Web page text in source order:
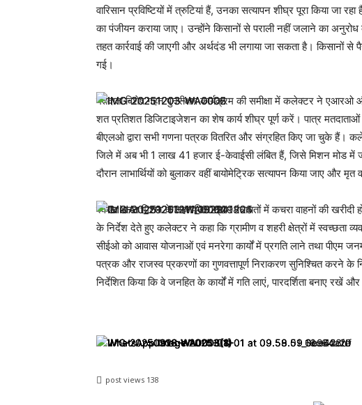
वारिसान प्रविष्टियों में त्रुटियां हैं, उनका सत्यापन शीघ्र पूरा किया जा
का पंजीयन कराया जाए। उन्होंने किसानों से पराली नहीं जलाने का
तहत कार्रवाई की जाएगी और अर्थदंड भी लगाया जा सकता है। किसानों
गई।
मतदाता विशेष गहन पुनरीक्षण कार्यक्रम की समीक्षा में कलेक्टर ने
शत प्रतिशत डिजिटाइजेशन का शेष कार्य शीघ्र पूर्ण करें। पात्र
बीएलओ द्वारा सभी गणना पत्रक वितरित और संग्रहित किए जा चुके हैं।
जिले में अब भी 1 लाख 41 हजार ई-केवाईसी लंबित हैं, जिसे मिशन मोड में
दौरान लाभार्थियों को बुलाकर वहीं बायोमेट्रिक सत्यापन किया जाए और
स्वच्छ भारत मिशन के तहत जिन ग्राम पंचायतों में कचरा वाहनों की
के निर्देश देते हुए कलेक्टर ने कहा कि ग्रामीण व शहरी क्षेत्रों में
सीईओ को आवास योजनाओं एवं मनरेगा कार्यों में प्रगति लाने तथा पीएम
पत्रक और राजस्व प्रकरणों का गुणवत्तापूर्ण निराकरण सुनिश्चित करने के
निर्देशित किया कि वे जनहित के कार्यों में गति लाएं, पारदर्शिता बनाए
post views 138